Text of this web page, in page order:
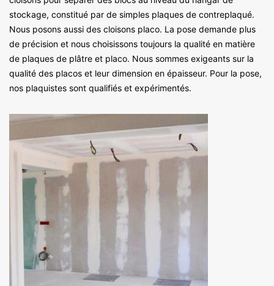
stockage, constitué par de simples plaques de contreplaqué.
Nous posons aussi des cloisons placo. La pose demande plus
de précision et nous choisissons toujours la qualité en matière
de plaques de plâtre et placo. Nous sommes exigeants sur la
qualité des placos et leur dimension en épaisseur. Pour la pose,
nos plaquistes sont qualifiés et expérimentés.